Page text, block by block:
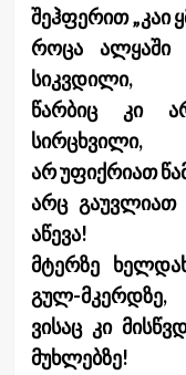
შეჰფერით „კაი
როცა ალყაში
სიკვდილი,
წარბიც კი
სირცხვილი,
არ უფიქრიათ
არც
აწევა!
მტერზე
გულ-მკერდზე,
ვისაც კი
მუხლებზე!